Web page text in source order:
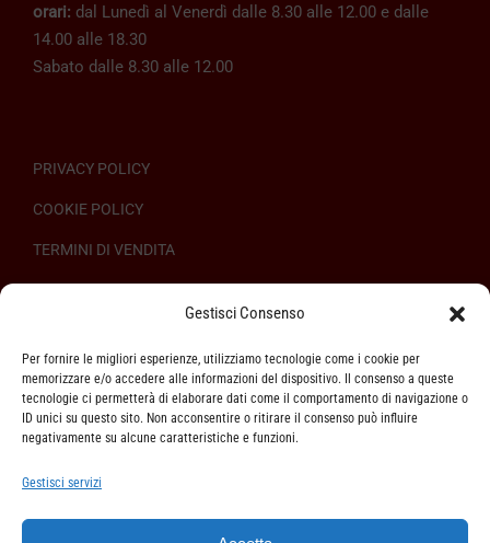
Gestisci Consenso
Per fornire le migliori esperienze, utilizziamo tecnologie come i cookie per
memorizzare e/o accedere alle informazioni del dispositivo. Il consenso a queste
tecnologie ci permetterà di elaborare dati come il comportamento di navigazione o
ID unici su questo sito. Non acconsentire o ritirare il consenso può influire
negativamente su alcune caratteristiche e funzioni.
Gestisci servizi
orari: dal Lunedì al Venerdì dalle 8.30 alle 12.00 e dalle
14.00 alle 18.30
Sabato dalle 8.30 alle 12.00
PRIVACY POLICY
COOKIE POLICY
TERMINI DI VENDITA
ASSISTENZA CLIENTI
SPEDIZIONI